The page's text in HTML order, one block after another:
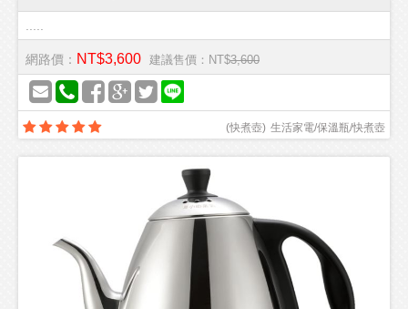
網路價： NT$3,600 建議售價：NT$3,600
生活家電/保溫瓶/快煮壺
(快煮壺)